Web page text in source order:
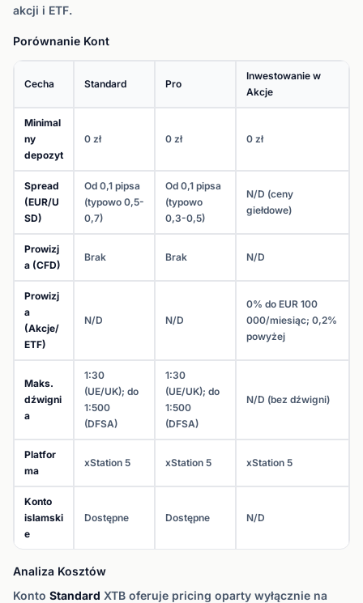
akcji i ETF.
Porównanie Kont
Cecha Standard Pro
Inwestowanie w
Akcje
Minimal
ny
depozyt
0 zł 0 zł 0 zł
Spread
(EUR/U
SD)
Od 0,1 pipsa
(typowo 0,5-
0,7)
Od 0,1 pipsa
(typowo
0,3-0,5)
N/D (ceny
giełdowe)
Prowizj
a (CFD)
Brak Brak N/D
Prowizj
a
(Akcje/
ETF)
N/D N/D
0% do EUR 100
000/miesiąc; 0,2%
powyżej
Maks.
dźwigni
a
1:30
(UE/UK); do
1:500
(DFSA)
1:30
(UE/UK); do
1:500
(DFSA)
N/D (bez dźwigni)
Platfor
ma
xStation 5 xStation 5 xStation 5
Konto
islamski
e
Dostępne Dostępne N/D
Analiza Kosztów
Konto Standard XTB oferuje pricing oparty wyłącznie na